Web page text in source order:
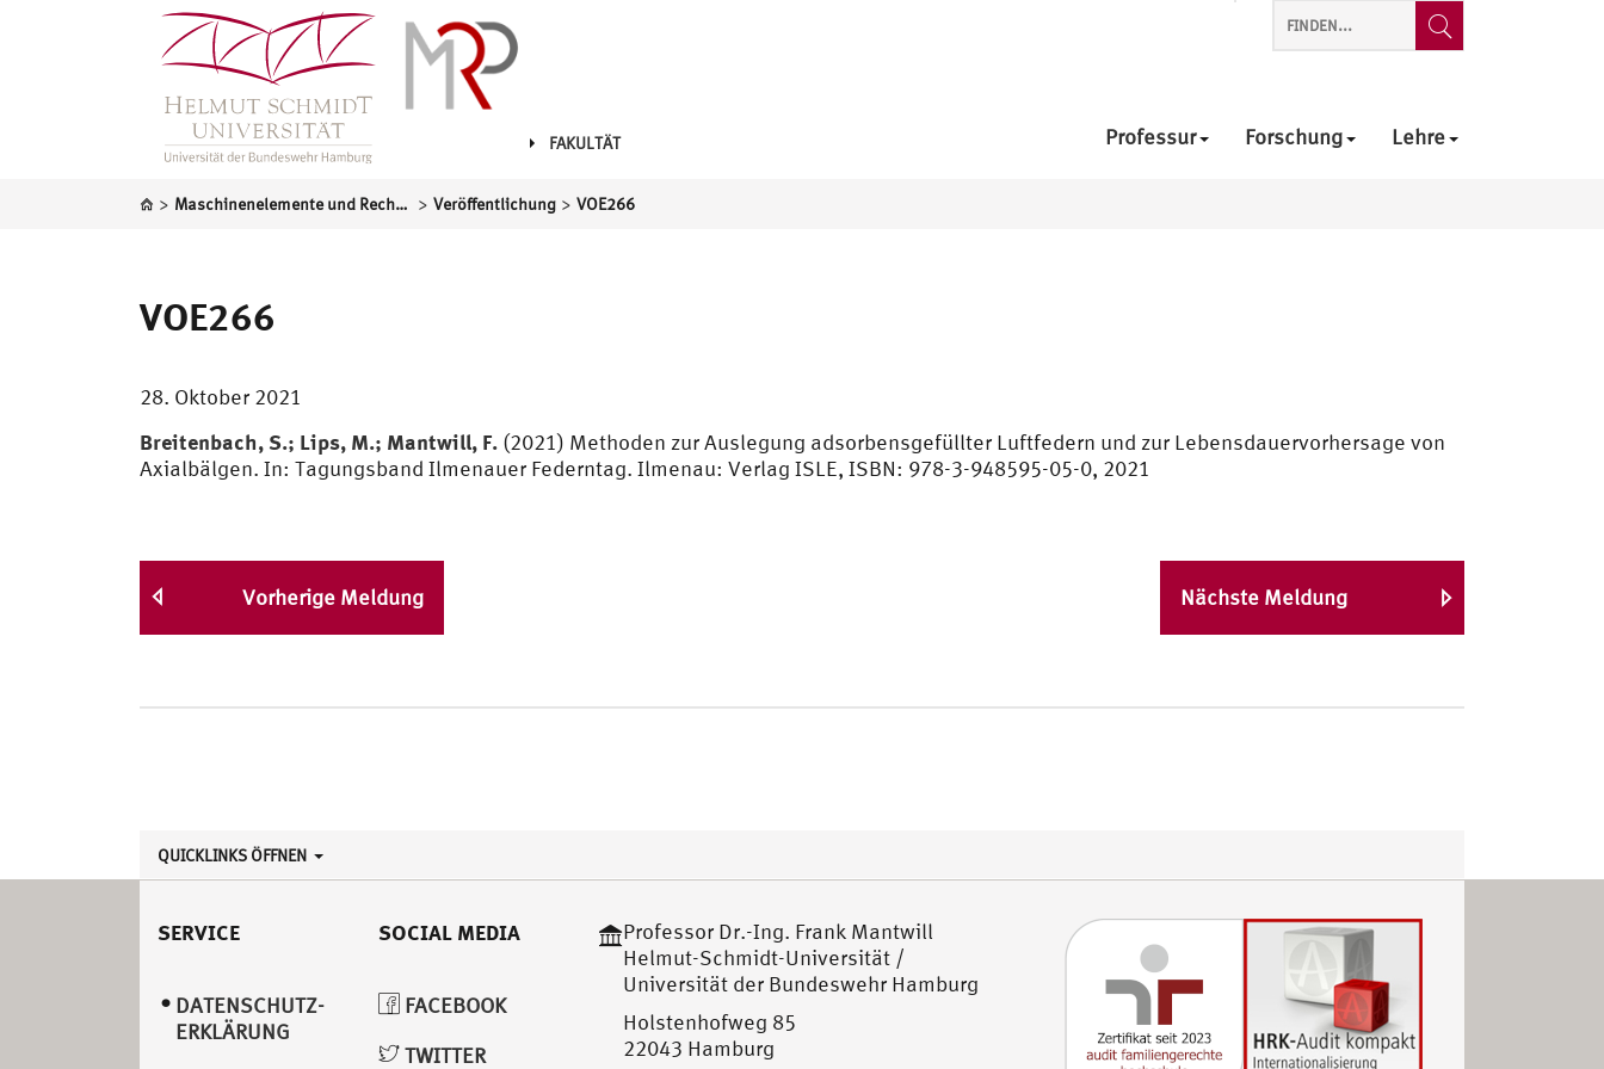
FAKULTÄT Professur Forschung Lehre
> Maschinenelemente und Rechnergestützte Produktentwicklung > Veröffentlichung > VOE266
VOE266
28. Oktober 2021
Breitenbach, S.; Lips, M.; Mantwill, F. (2021) Methoden zur Auslegung adsorbensgefüllter Luftfedern und zur Lebensdauervorhersage von
Axialbälgen. In: Tagungsband Ilmenauer Federntag. Ilmenau: Verlag ISLE, ISBN: 978-3-948595-05-0, 2021
Vorherige Meldung Nächste Meldung
QUICKLINKS ÖFFNEN
SERVICE
DATENSCHUTZ­
ERKLÄRUNG
SOCIAL MEDIA
FACEBOOK
TWITTER
Professor Dr.-Ing. Frank Mantwill
Helmut-Schmidt-Universität /
Universität der Bundeswehr Hamburg
Holstenhofweg 85
22043 Hamburg